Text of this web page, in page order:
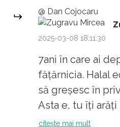
@ Dan Cojocaru
2025-03-08 18:11:30
7ani în care ai
fățărnicia. Halal
să greșesc în
Asta e, tu îți arăți
chiar sub fraze
citește mai mult